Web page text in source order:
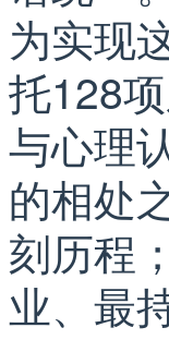
为实现
托128
与心理
的相处
刻历程
业、最